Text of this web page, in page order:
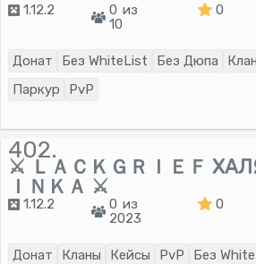
1.12.2
0 из
10
0
Донат Без WhiteList Без Дюпа
Паркур
PvP
402.
⚔ ＬＡＣＫＧＲＩＥＦ
ＩＮＫＡ ⚔
1.12.2
0 из
2023
0
Донат Кланы Кейсы PvP Без